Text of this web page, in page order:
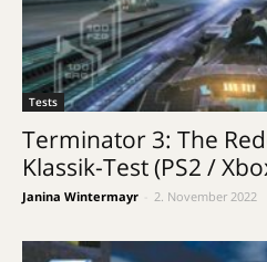
Tests
Terminator 3: The
Klassik-Test (PS2 /
Janina Wintermayr 2. November 2022